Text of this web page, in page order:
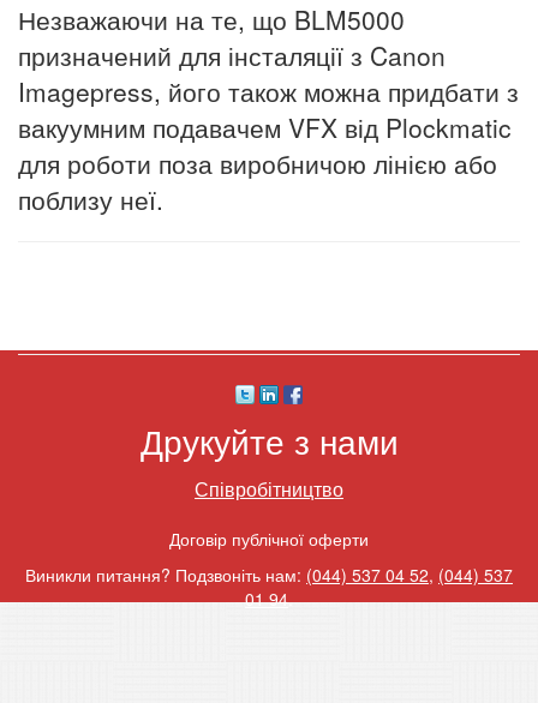
Незважаючи на те, що BLM5000
призначений для інсталяції з Canon
Imagepress, його також можна придбати з
вакуумним подавачем VFX від Plockmatic
для роботи поза виробничою лінією або
поблизу неї.
Друкуйте з нами
Співробітництво
Договір публічної оферти
Виникли питання? Подзвоніть нам: (044) 537 04 52, (044) 537
01 94.